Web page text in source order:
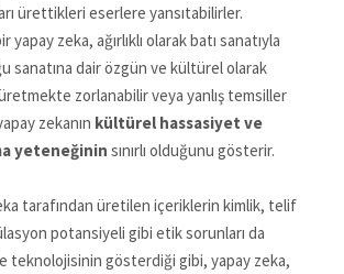
ürettikleri eserlere yansıtabilirler.
zeka, ağırlıklı olarak batı sanatıyla
sanatına dair özgün ve kültürel olarak
zorlanabilir veya yanlış temsiller
zekanın kültürel hassasiyet ve
yeteneğinin sınırlı olduğunu gösterir.
tarafından üretilen içeriklerin kimlik, telif
potansiyeli gibi etik sorunları da
teknolojisinin gösterdiği gibi, yapay zeka,